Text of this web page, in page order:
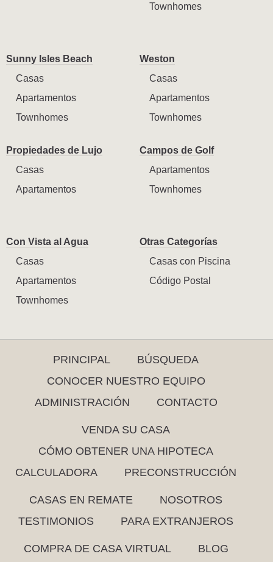
Townhomes
Sunny Isles Beach
Casas
Apartamentos
Townhomes
Weston
Casas
Apartamentos
Townhomes
Propiedades de Lujo
Casas
Apartamentos
Campos de Golf
Apartamentos
Townhomes
Con Vista al Agua
Casas
Apartamentos
Townhomes
Otras Categorías
Casas con Piscina
Código Postal
PRINCIPAL
BÚSQUEDA
CONOCER NUESTRO EQUIPO
ADMINISTRACIÓN
CONTACTO
VENDA SU CASA
CÓMO OBTENER UNA HIPOTECA
CALCULADORA
PRECONSTRUCCIÓN
CASAS EN REMATE
NOSOTROS
TESTIMONIOS
PARA EXTRANJEROS
COMPRA DE CASA VIRTUAL BLOG